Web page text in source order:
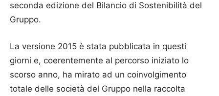
seconda edizione del Bilancio di Sostenibilità del
Gruppo.
La versione 2015 è stata pubblicata in questi
giorni e, coerentemente al percorso iniziato lo
scorso anno, ha mirato ad un coinvolgimento
totale delle società del Gruppo nella raccolta